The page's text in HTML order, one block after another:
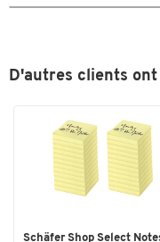
D'autres clients
Schäfer Shop Select
Toucher